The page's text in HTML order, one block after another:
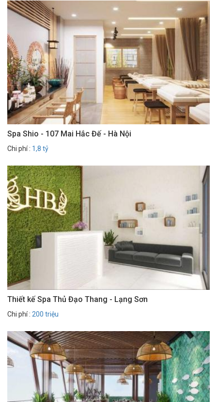
Spa Shio - 107 Mai Hắc Đế - Hà Nội
Chi phí : 1,8 tỷ
Thiết kế Spa Thủ Đạo Thang - Lạng Sơn
Chi phí : 200 triệu